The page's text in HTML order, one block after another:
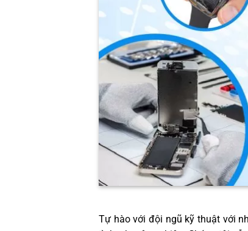
Tự hào với đội ngũ kỹ thuật với